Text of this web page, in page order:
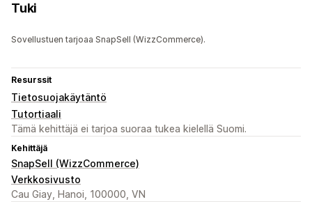
Tuki
Sovellustuen tarjoaa SnapSell (WizzCommerce).
Resurssit
Tietosuojakäytäntö
Tutortiaali
Tämä kehittäjä ei tarjoa suoraa tukea kielellä Suomi.
Kehittäjä
SnapSell (WizzCommerce)
Verkkosivusto
Cau Giay, Hanoi, 100000, VN